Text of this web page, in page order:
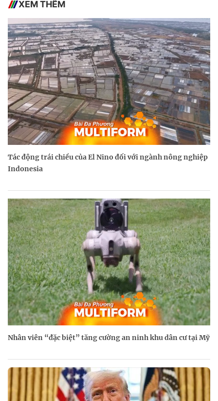
XEM THÊM
Tác động trái chiều của El Nino đối với ngành nông nghiệp
Indonesia
Nhân viên “đặc biệt” tăng cường an ninh khu dân cư tại Mỹ